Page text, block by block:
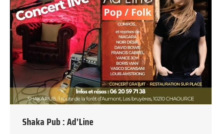
Shaka Pub : Ad’Line